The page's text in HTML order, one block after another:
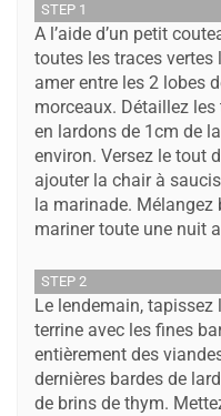
STEP 1
A l’aide d’un petit
toutes les traces vertes
amer entre les 2 lobes
morceaux. Détaillez
en lardons de 1cm de
environ. Versez le tout
ajouter la chair à
la marinade.
mariner toute une nuit
STEP 2
Le lendemain,
terrine avec les fines
entièrement des
dernières bardes de
de brins de thym.